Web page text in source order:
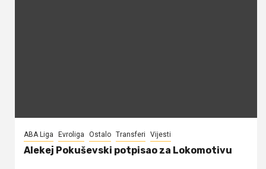
ABA Liga Evroliga Ostalo Transferi Vijesti
Alekej Pokuševski potpisao za Lokomotivu